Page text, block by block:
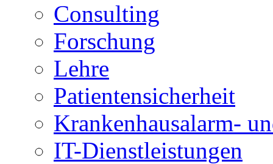
Consulting
Forschung
Lehre
Patientensicherheit
Krankenhausalarm-
IT-Dienstleistungen